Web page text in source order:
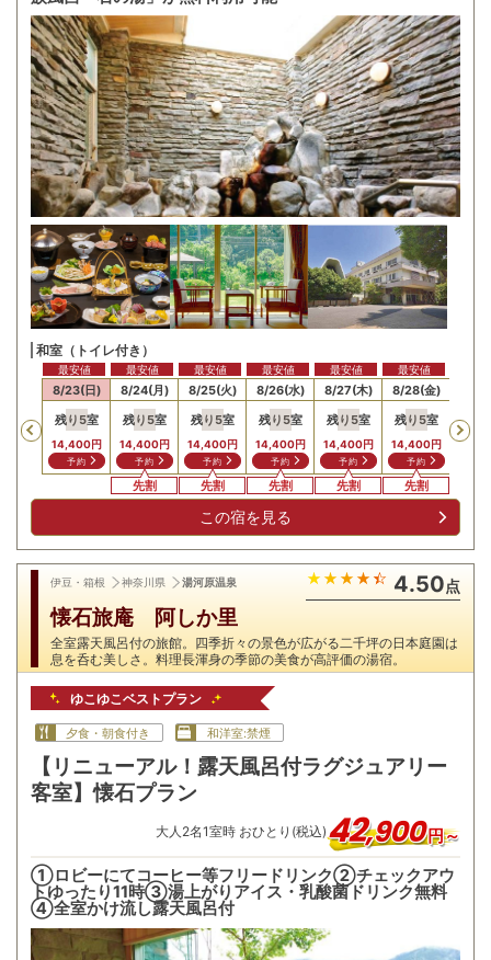
和室（トイレ付き）
Previous
8/23(日)
残り 5室
14,400円
予約
最安値
8/24(月)
残り 5室
14,400円
予約
先割
最安値
8/25(火)
残り 5室
14,400円
予約
先割
最安値
8/26(水)
残り 5室
14,400円
予約
先割
最安値
8/27(木)
残り 5室
14,400円
予約
先割
最安値
8/28(金)
残り 5室
14,400円
予約
先割
最安値
残り
この宿を見る
伊豆・箱根 神奈川県 湯河原温泉 4.50点
懐石旅庵 阿しか里
全室露天風呂付の旅館。四季折々の景色が広がる二千坪の日本庭園は
息を呑む美しさ。料理長渾身の季節の美食が高評価の湯宿。
ゆこゆこベストプラン
夕食・朝食付き 和洋室:禁煙
【リニューアル！露天風呂付ラグジュアリー
客室】懐石プラン
大人 2名1室時 おひとり(税込)42,900円～
①ロビーにてコーヒー等フリードリンク②チェックアウ
トゆったり11時③湯上がりアイス・乳酸菌ドリンク無料
④全室かけ流し露天風呂付